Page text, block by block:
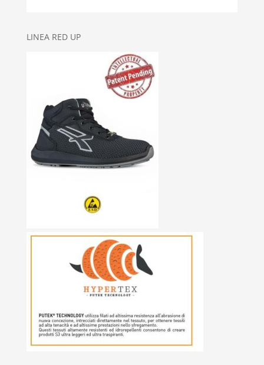
LINEA RED UP